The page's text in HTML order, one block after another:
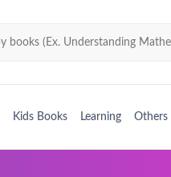
Kids Books Learning Others